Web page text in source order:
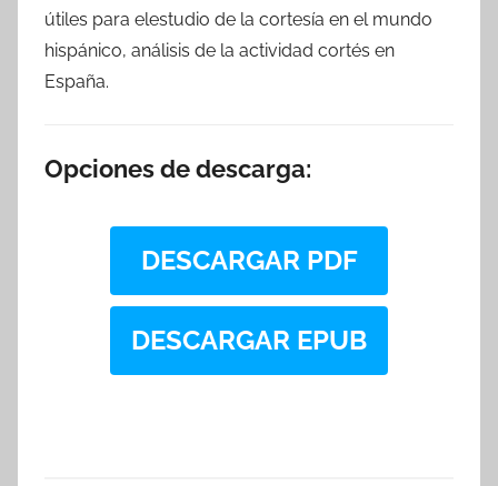
útiles para elestudio de la cortesía en el mundo
hispánico, análisis de la actividad cortés en
España.
Opciones de descarga:
DESCARGAR PDF
DESCARGAR EPUB